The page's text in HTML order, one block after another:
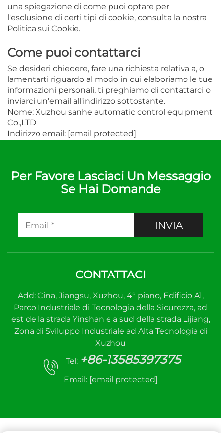
una spiegazione di come puoi optare per
l'esclusione di certi tipi di cookie, consulta la nostra
Politica sui Cookie.
Come puoi contattarci
Se desideri chiedere, fare una richiesta relativa a, o
lamentarti riguardo al modo in cui elaboriamo le tue
informazioni personali, ti preghiamo di contattarci o
inviarci un'email all'indirizzo sottostante.
Nome: Xuzhou sanhe automatic control equipment
Co.,LTD
Indirizzo email: [email protected]
Per Favore Lasciaci Un Messaggio
Se Hai Domande
INVIA
CONTATTACI
Add: Cina, Jiangsu, Xuzhou, 4° piano, Edificio A1,
Parco Industriale di Tecnologia della Sicurezza, ad
est della strada Yinshan e a sud della strada Lijiang,
Zona di Sviluppo Industriale ad Alta Tecnologia di
Xuzhou
Tel: +86-13585397375
Email: [email protected]